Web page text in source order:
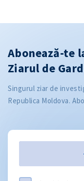
Abonează-te
Ziarul de
Singurul ziar de
Republica Moldova.